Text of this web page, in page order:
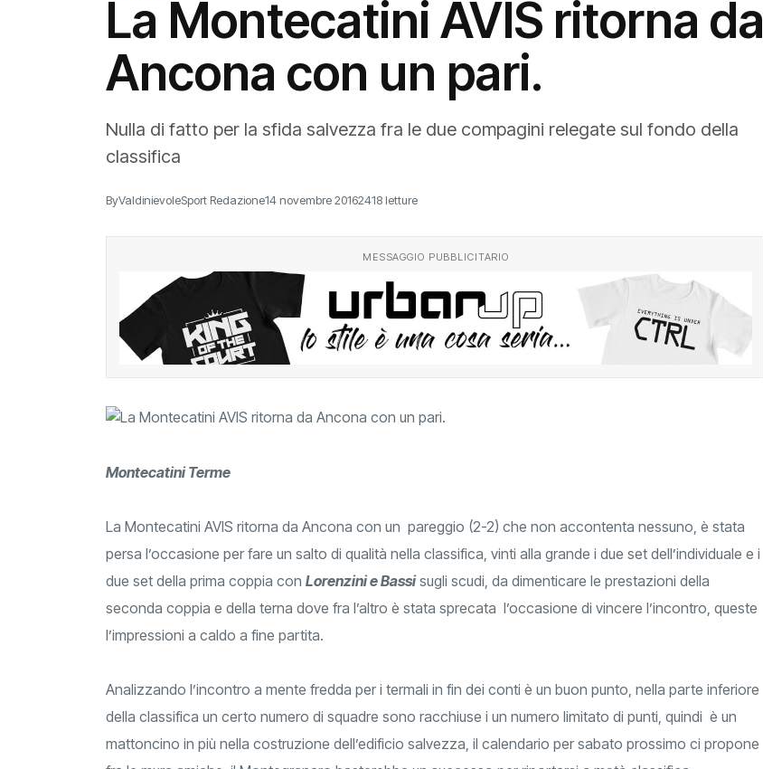
La Montecatini AVIS ritorna da
Ancona con un pari.
Nulla di fatto per la sfida salvezza fra le due compagini relegate sul fondo della
classifica
ByValdinievoleSport Redazione14 novembre 20162418 letture
MESSAGGIO PUBBLICITARIO
Montecatini Terme
La Montecatini AVIS ritorna da Ancona con un pareggio (2-2) che non accontenta nessuno, è stata
persa l’occasione per fare un salto di qualità nella classifica, vinti alla grande i due set dell’individuale e i
due set della prima coppia con Lorenzini e Bassisugli scudi, da dimenticare le prestazioni della
seconda coppia e della terna dove fra l’altro è stata sprecata l’occasione di vincere l’incontro, queste
l’impressioni a caldo a fine partita.
Analizzando l’incontro a mente fredda per i termali in fin dei conti è un buon punto, nella parte inferiore
della classifica un certo numero di squadre sono racchiuse i un numero limitato di punti, quindi è un
mattoncino in più nella costruzione dell’edificio salvezza, il calendario per sabato prossimo ci propone